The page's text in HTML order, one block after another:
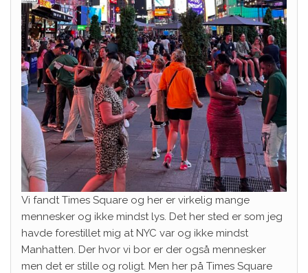
Vi fandt Times Square og her er virkelig mange
mennesker og ikke mindst lys. Det her sted er som jeg
havde forestillet mig at NYC var og ikke mindst
Manhatten. Der hvor vi bor er der også mennesker
men det er stille og roligt. Men her på Times Square